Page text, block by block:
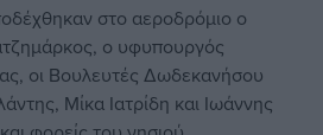
στο αεροδρόμιο ο
ο υφυπουργός
οι Βουλευτές Δωδεκανήσου
Μίκα Ιατρίδη και Ιωάννης